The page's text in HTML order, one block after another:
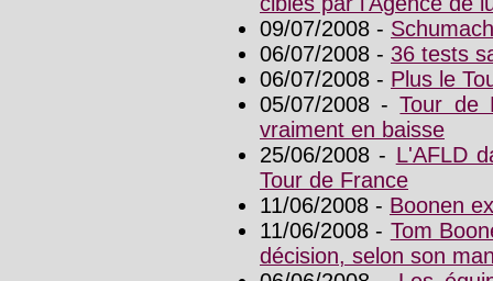
09/07/2008 -
06/07/2008 - 36 tests
06/07/2008 - Plus le
05/07/2008 -Tour de
vraiment en baisse
25/06/2008 - L'AFLD
Tour de France
11/06/2008 - Boonen
11/06/2008 - Tom
décision, selon son